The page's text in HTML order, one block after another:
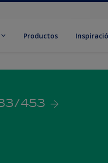
Productos
453